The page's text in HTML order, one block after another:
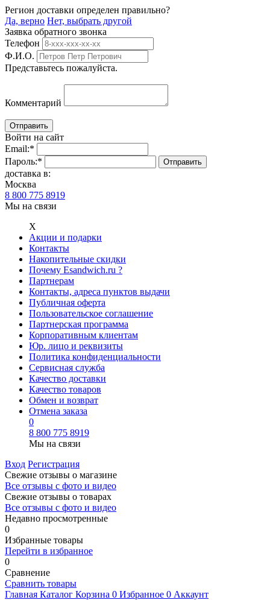
Регион доставки определен правильно?
Да, верно Нет, выбрать другой
Заявка обратного звонка
Телефон
Ф.И.О.
Представьтесь пожалуйста.
Комментарий
Войти на сайт
Email:*
Пароль:*
доставка в:
Москва
8 800 775 8919
Мы на связи
Х
Акции и подарки
Контакты
Накопительные скидки
Почему Esandwich.ru ?
Партнерам
Контакты, адреса пунктов выдачи
Публичная оферта
Пользовательское соглашение
Партнерская программа
Корпоративным клиентам
Юр. лицо и реквизиты
Политика конфиденциальности
Сервисная служба
Качество доставки
Качество товаров
Обмен и возврат
Отмена заказа
0
8 800 775 8919
Мы на связи
Вход Регистрация
Свежие отзывы о магазине
Все отзывы с фото и видео
Свежие отзывы о товарах
Все отзывы c фото и видео
Недавно просмотренные
0
Избранные товары
Перейти в избранное
0
Сравнение
Сравнить товары
Главная Каталог Корзина 0 Избранное 0 Аккаунт